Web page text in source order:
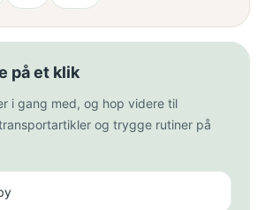
på et klik
i gang med, og hop videre til
og trygge rutiner på